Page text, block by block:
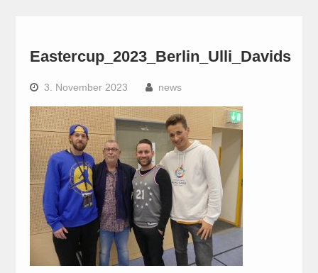
Eastercup_2023_Berlin_Ulli_Davids
3. November 2023 news